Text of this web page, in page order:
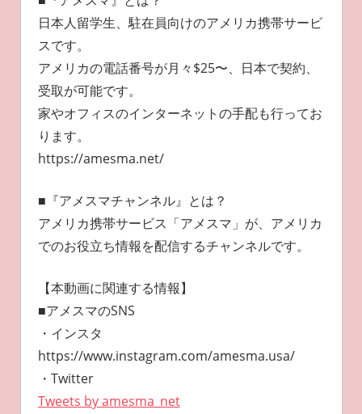
日本人留学生、駐在員向けのアメリカ携帯サービ
スです。
アメリカの電話番号が月々$25〜、日本で契約、
受取が可能です。
家やオフィスのインターネットの手配も行ってお
ります。
https://amesma.net/
■『アメスマチャンネル』とは？
アメリカ携帯サービス「アメスマ」が、アメリカ
でのお役立ち情報を配信するチャンネルです。
【本動画に関連する情報】
■アメスマのSNS
・インスタ
https://www.instagram.com/amesma.usa/
・Twitter
Tweets by amesma_net